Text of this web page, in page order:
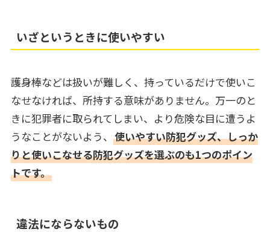
いざというときに使いやすい
護身棒などは扱いが難しく、持っているだけで使いこ
なせなければ、所持する意味がありません。万一のと
きに犯罪者に取られてしまい、より危険な目に遭うよ
うなことがないよう、 使いやすい防犯グッズ、しっか
りと使いこなせる防犯グッズを選ぶのも1つのポイン
トです。
違法にならないもの